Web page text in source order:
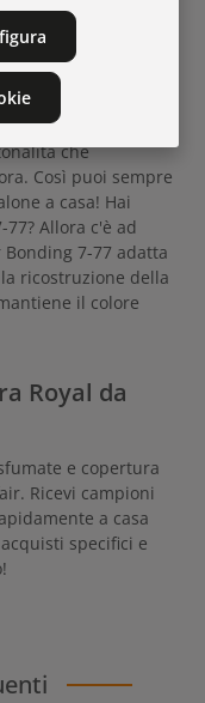
questo
ID Bonding. È
la struttura dei
che
Così puoi sempre
a casa! Hai
Allora c'è ad
7-77 adatta
ricostruzione della
il colore
Royal da
e copertura
Ricevi campioni
a casa
specifici e